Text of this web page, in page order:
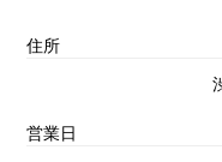
住所
営業日